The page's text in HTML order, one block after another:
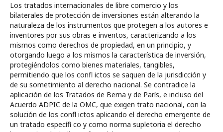
Los tratados internacionales de libre comercio y los
bilaterales de protección de inversiones están alterando la
naturaleza de los instrumentos que protegen a los autores e
inventores por sus obras e inventos, caracterizando a los
mismos como derechos de propiedad, en un principio, y
otorgando luego a los mismos la característica de inversión,
protegiéndolos como bienes materiales, tangibles,
permitiendo que los confl ictos se saquen de la jurisdicción y
de su sometimiento al derecho nacional. Se contradice la
aplicación de los Tratados de Berna y de París, e incluso del
Acuerdo ADPIC de la OMC, que exigen trato nacional, con la
solución de los confl ictos aplicando el derecho emergente de
un tratado específi co y como norma supletoria el derecho